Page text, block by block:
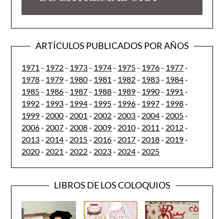
ARTÍCULOS PUBLICADOS POR AÑOS
1971 - 1972- 1973- 1974- 1975- 1976- 1977-
1978- 1979- 1980- 1981 - 1982- 1983- 1984-
1985- 1986- 1987- 1988- 1989- 1990- 1991 -
1992- 1993- 1994- 1995- 1996- 1997- 1998-
1999- 2000- 2001 - 2002- 2003- 2004- 2005-
2006- 2007- 2008- 2009- 2010- 2011 - 2012-
2013- 2014- 2015- 2016- 2017- 2018- 2019-
2020- 2021 - 2022- 2023- 2024- 2025
LIBROS DE LOS COLOQUIOS